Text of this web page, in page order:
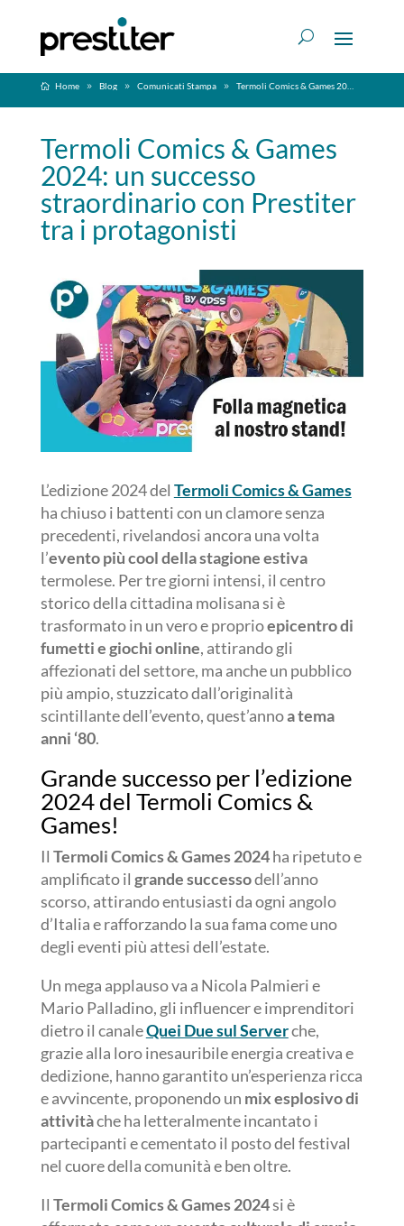
Home Blog Comunicati Stampa Termoli Comics & Games 2024: un successo straordinario con Prestiter tra i protagonisti
Termoli Comics & Games
2024: un successo
straordinario con Prestiter
tra i protagonisti
L’edizione 2024 del Termoli Comics & Games
ha chiuso i battenti con un clamore senza
precedenti, rivelandosi ancora una volta
l’evento più cool della stagioneestiva
termolese. Per tre giorni intensi, il centro
storico della cittadina molisana si è
trasformato in un vero e proprioepicentro di
fumetti e giochi online, attirando gli
affezionati del settore, ma anche un pubblico
più ampio, stuzzicato dall’originalità
scintillante dell’evento, quest’annoa tema
anni ‘80.
Grande successo per l’edizione
2024 del Termoli Comics &
Games!
Il Termoli Comics & Games 2024ha ripetuto e
amplificato il grande successodell’anno
scorso, attirando entusiasti da ogni angolo
d’Italia e rafforzando la sua fama come uno
degli eventi più attesi dell’estate.
Un mega applauso va a Nicola Palmieri e
Mario Palladino, gli influencer e imprenditori
dietro il canaleQuei Due sul Serverche,
grazie alla loro inesauribile energia creativa e
dedizione, hanno garantito un’esperienza ricca
e avvincente, proponendo un mix esplosivo di
attivitàche ha letteralmente incantato i
partecipanti e cementato il posto del festival
nel cuore della comunità e ben oltre.
Il Termoli Comics & Games 2024si è